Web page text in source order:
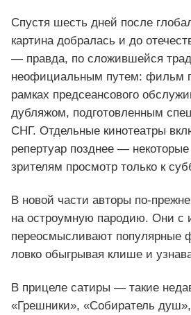
Спустя шесть дней после
картина добралась и до
— правда, по сложившейся
неофициальным путем: фильм
рамках предсеансового
дубляжом, подготовленным
СНГ. Отдельные кинотеатры
репертуар позднее —
зрителям просмотр только к
В новой части авторы
на остроумную пародию. Они с
переосмысливают популярные
ловко обыгрывая клише и
В прицеле сатиры — такие
«Грешники», «Собиратель